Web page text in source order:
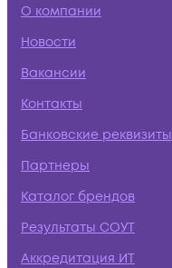
О компании
Новости
Вакансии
Контакты
Банковские реквизиты
Партнеры
Каталог брендов
Результаты СОУТ
Аккредитация ИТ